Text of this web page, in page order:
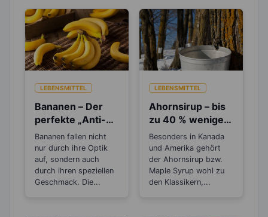
LEBENSMITTEL
Bananen – Der
perfekte „Anti-
Stress“-Snack
Bananen fallen nicht
nur durch ihre Optik
auf, sondern auch
durch ihren speziellen
Geschmack. Die...
LEBENSMITTEL
Ahornsirup – bis
zu 40 % weniger
Kalorien als
Zucker
Besonders in Kanada
und Amerika gehört
der Ahornsirup bzw.
Maple Syrup wohl zu
den Klassikern,...